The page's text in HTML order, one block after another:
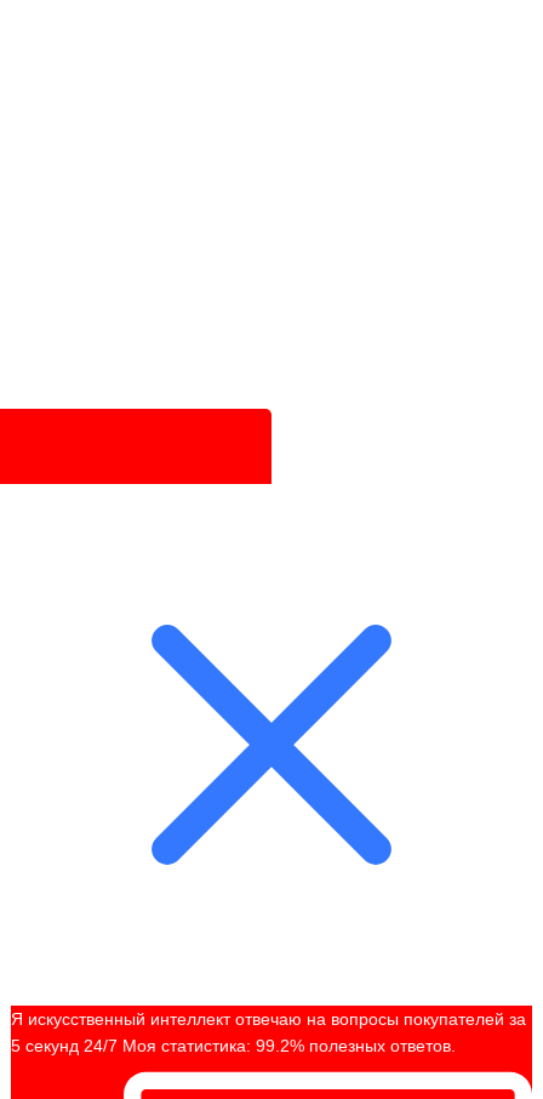
Я искусственный интеллект отвечаю на вопросы покупателей за
5 секунд 24/7 Моя статистика: 99.2% полезных ответов.